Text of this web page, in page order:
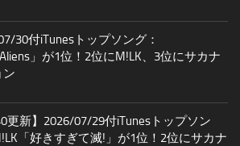
30付iTunesトップソング：
」が1位！2位にM!LK、3位にサカナ
ン
更新】2026/07/29付iTunesトップソン
「好きすぎて滅!」が1位！2位にサカナ